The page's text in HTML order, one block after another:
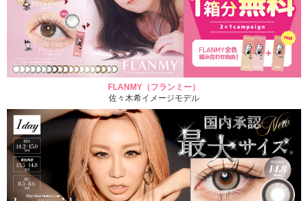
FLANMY（フランミー）
佐々木希イメージモデル